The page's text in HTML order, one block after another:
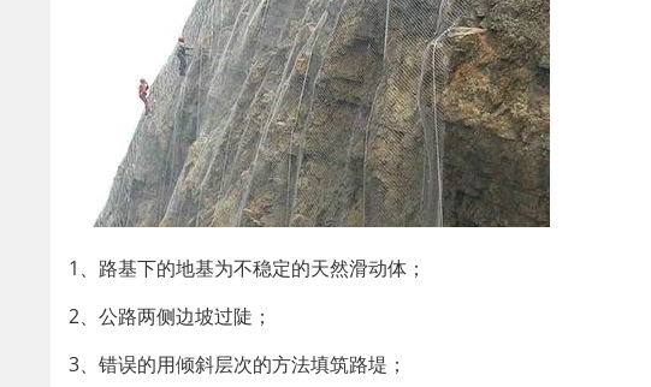
1、路基下的地基为不稳定的天然滑动体；
2、公路两侧边坡过陡；
3、错误的用倾斜层次的方法填筑路堤；